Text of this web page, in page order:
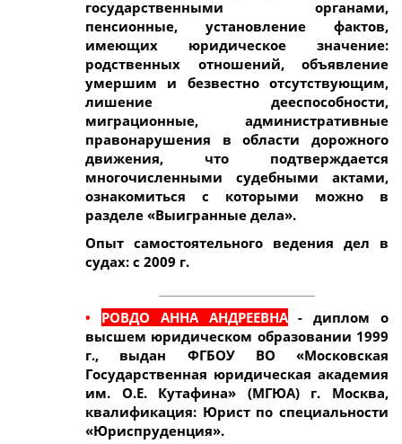
государственными органами,
пенсионные, установление фактов,
имеющих юридическое значение:
родственных отношений, объявление
умершим и безвестно отсутствующим,
лишение дееспособности,
миграционные, административные
правонарушения в области дорожного
движения, что подтверждается
многочисленными судебными актами,
ознакомиться с которыми можно в
разделе «Выигранные дела».
Опыт самостоятельного ведения дел в
судах: с 2009 г.
• РОВДО АННА АНДРЕЕВНА - диплом о
высшем юридическом образовании 1999
г., выдан ФГБОУ ВО «Московская
Государственная юридическая академия
им. О.Е. Кутафина» (МГЮА) г. Москва,
квалификация: Юрист по специальности
«Юриспруденция».